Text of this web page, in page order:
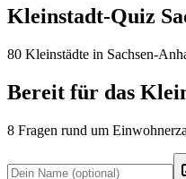
Kleinstadt-Quiz
80 Kleinstädte in Sachsen-
Bereit für das
8 Fragen rund um